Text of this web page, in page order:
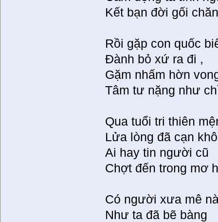
Kết bạn đời gối
Rồi gặp con quốc
Đành bỏ xứ ra đi ,
Gặm nhấm hờn
Tâm tư nặng như
Qua tuổi tri thiên
Lửa lòng đã cạn khô
Ai hay tin người cũ
Chợt đến trong mơ
Có người xưa mê
Như ta đã bẽ bàng